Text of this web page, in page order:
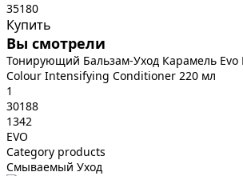
35180
Купить
Вы смотрели
Тонирующий Бальзам-Уход Карамель Evo
Colour Intensifying Conditioner 220 мл
1
30188
1342
EVO
Category products
Смываемый Уход